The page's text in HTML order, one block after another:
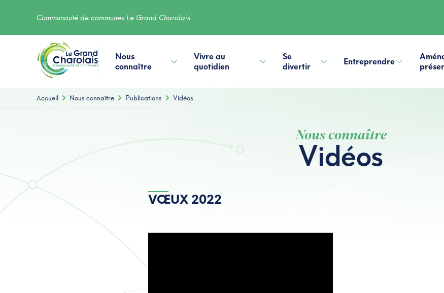
Communauté de communes Le Grand Charolais
Nous
connaître
Vivre au
quotidien
Se
divertir
Entreprendre
Accueil Nous connaître Publications Vidéos
Nous connaître
Vidéos
VŒUX 2022